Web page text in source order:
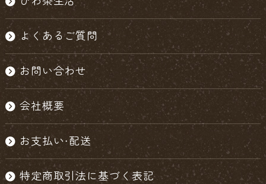
よくあるご質問
お問い合わせ
会社概要
お支払い・配送
特定商取引法に基づく表記